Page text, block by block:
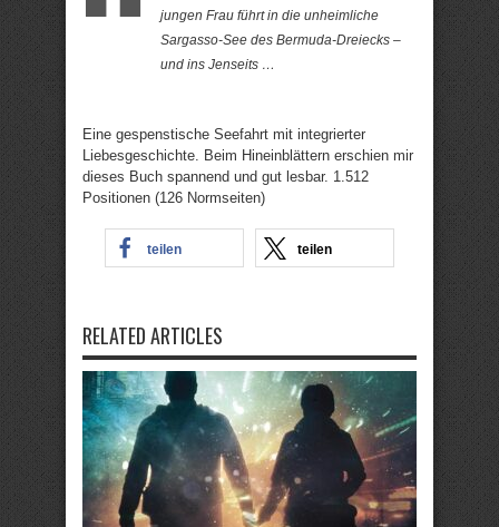
jungen Frau führt in die unheimliche
Sargasso-See des Bermuda-Dreiecks –
und ins Jenseits …
Eine gespenstische Seefahrt mit integrierter
Liebesgeschichte. Beim Hineinblättern erschien mir
dieses Buch spannend und gut lesbar. 1.512
Positionen (126 Normseiten)
teilen teilen
RELATED ARTICLES